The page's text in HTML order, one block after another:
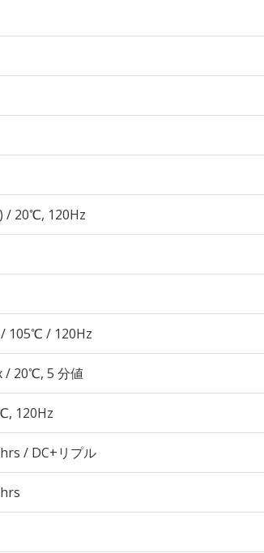
/ 20℃, 120Hz
105℃ / 120Hz
/ 20℃, 5 分値
120Hz
/ DC+リプル